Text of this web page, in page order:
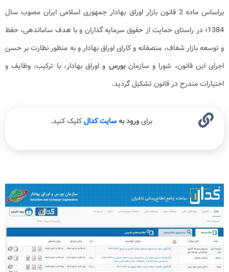
براساس ماده 2 قانون بازار اوراق بهادار جمهوری اسلامی ایران مصوب سال
1384؛ در راستای حمایت از حقوق سرمایه گذاران و با هدف ساماندهی، حفظ
و توسعه بازار شفاف، منصفانه و کارای اوراق بهادار و به منظور نظارت بر حسن
اجرای این قانون، شورا و سازمانبورس و اوراق بهادار، با ترکیب، وظایف و
اختیارات مندرج در قانون تشکیل گردید.
برایورود بهسایت کدال کلیک کنید.